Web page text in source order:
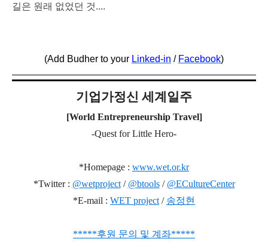
길은 원래 없었던 것....
(Add Budher to your Linked-in / Facebook)
기업가정신 세계일주
[World Entrepreneurship Travel]
-Quest for Little Hero-
*Homepage : www.wet.or.kr
*Twitter : @wetproject/ @btools/ @ECultureCenter
*E-mail : WET project / 송정현
*****후원 문의 및 계좌*****